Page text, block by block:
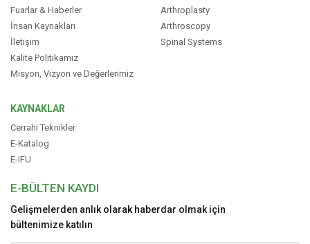
Fuarlar & Haberler
İnsan Kaynakları
İletişim
Kalite Politikamız
Misyon, Vizyon ve Değerlerimiz
Arthroplasty
Arthroscopy
Spinal Systems
KAYNAKLAR
Cerrahi Teknikler
E-Katalog
E-IFU
E-BÜLTEN KAYDI
Gelişmelerden anlık olarak haberdar olmak için
bültenimize katılın